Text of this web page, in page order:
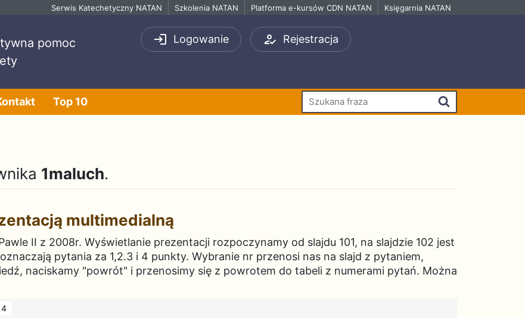
Serwis Katechetyczny NATAN Szkolenia NATAN Platforma e-kursów CDN NATAN Księgarnia NATAN
pomoc
Logowanie Rejestracja
Top 10
Szukaj
1maluch.
multimedialną
II z 2008r. Wyświetlanie prezentacji rozpoczynamy od slajdu 101, na slajdzie 102 jest
pytania za 1,2.3 i 4 punkty. Wybranie nr przenosi nas na slajd z pytaniem,
naciskamy "powrót" i przenosimy się z powrotem do tabeli z numerami pytań. Można
4